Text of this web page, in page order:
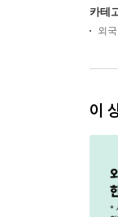
카테
외
이